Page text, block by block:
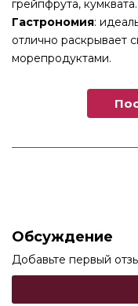
грейпфрута, кумквата.
Гастрономия:
отлично раскрывает
морепродуктами.
Обсуждение
Добавьте первый